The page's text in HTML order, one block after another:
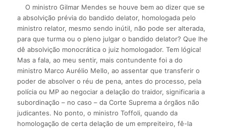
O ministro Gilmar Mendes se houve bem ao dizer que se
a absolvição prévia do bandido delator, homologada pelo
ministro relator, mesmo sendo inútil, não pode ser alterada,
para que turma ou o pleno julgar o bandido delator? Que lhe
dê absolvição monocrática o juiz homologador. Tem lógica!
Mas a fala, ao meu sentir, mais contundente foi a do
ministro Marco Aurélio Mello, ao assentar que transferir o
poder de absolver o réu de pena, antes do processo, pela
polícia ou MP ao negociar a delação do traidor, significaria a
subordinação – no caso – da Corte Suprema a órgãos não
judicantes. No ponto, o ministro Toffoli, quando da
homologação de certa delação de um empreiteiro, fê-la